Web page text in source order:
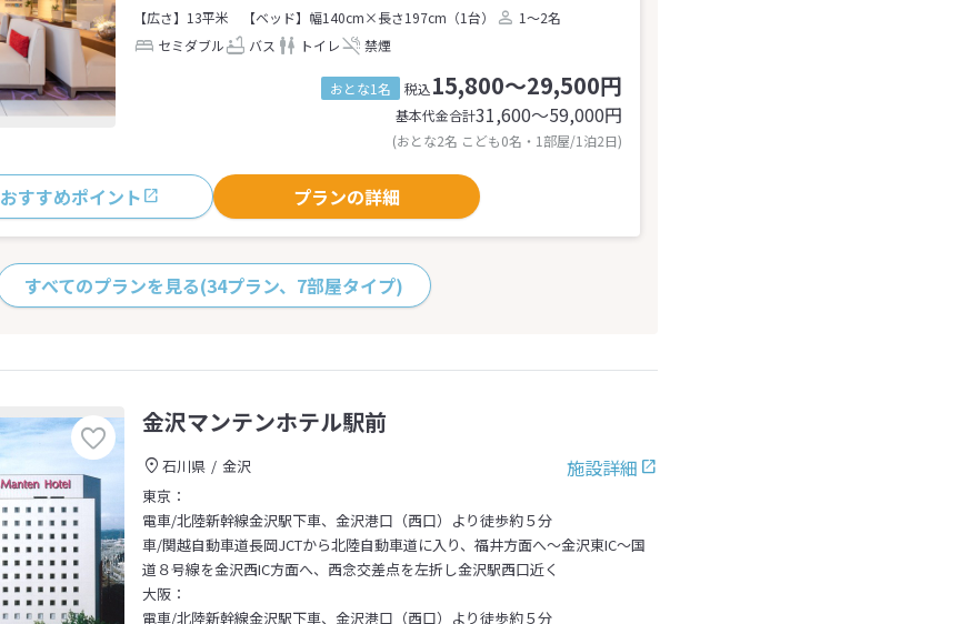
【広さ】13平米
【ベッド】幅140cm×長さ197cm（1台）
1～2名
セミダブル
バス トイレ 禁煙
おとな1名 税込15,800～29,500円
基本代金合計31,600〜59,000円
(おとな2名 こども0名・1部屋/1泊2日)
おすすめポイント プランの詳細
すべてのプランを見る(34プラン、7部屋タイプ)
金沢マンテンホテル駅前
施設詳細
石川県
金沢
東京：
電車/北陸新幹線金沢駅下車、金沢港口（西口）より徒歩約５分
車/関越自動車道長岡JCTから北陸自動車道に入り、福井方面へ～金沢東IC～国
道８号線を金沢西IC方面へ、西念交差点を左折し金沢駅西口近く
大阪：
電車/北陸新幹線金沢駅下車、金沢港口（西口）より徒歩約５分